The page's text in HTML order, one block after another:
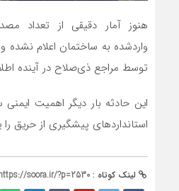
هنوز آمار دقیقی از تعداد
واردشده به ساختمان اعلام نشده
توسط مراجع ذی‌صلاح در آینده
این حادثه بار دیگر اهمیت
استانداردهای پیشگیری از حریق
لینک کوتاه : soora.ir/?p=2530